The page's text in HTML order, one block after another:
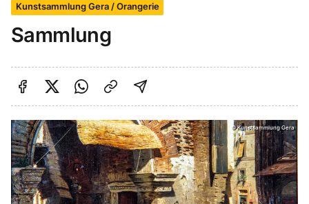
Kunstsammlung Gera / Orangerie
Sammlung
Auf Facebook teilen
Auf Twitter teilen
Per Link teilen
shareViaEmail
©Kunstsammlung Gera